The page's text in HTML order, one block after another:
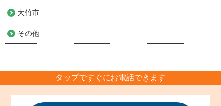
大竹市
その他
タップですぐにお電話できます